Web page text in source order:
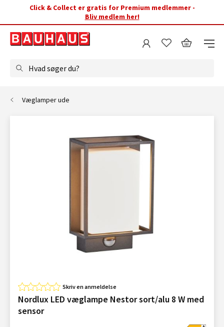
Click & Collect er gratis for Premium medlemmer -
Bliv medlem her!
Hvad søger du?
Væglamper ude
Skriv en anmeldelse
Nordlux LED væglampe Nestor sort/alu 8 W med
sensor